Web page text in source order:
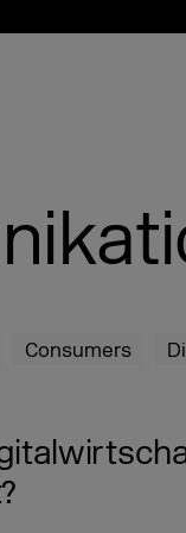
Consumers